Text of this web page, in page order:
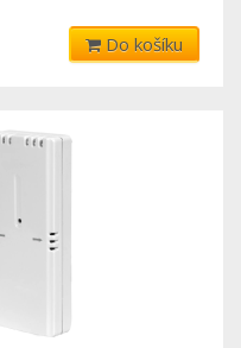
Do košíku